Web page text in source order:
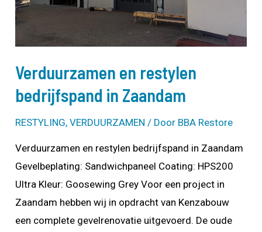
Verduurzamen en restylen
bedrijfspand in Zaandam
RESTYLING,VERDUURZAMEN / Door BBA Restore
Verduurzamen en restylen bedrijfspand in Zaandam
Gevelbeplating: Sandwichpaneel Coating: HPS200
Ultra Kleur: Goosewing Grey Voor een project in
Zaandam hebben wij in opdracht van Kenzabouw
een complete gevelrenovatie uitgevoerd. De oude